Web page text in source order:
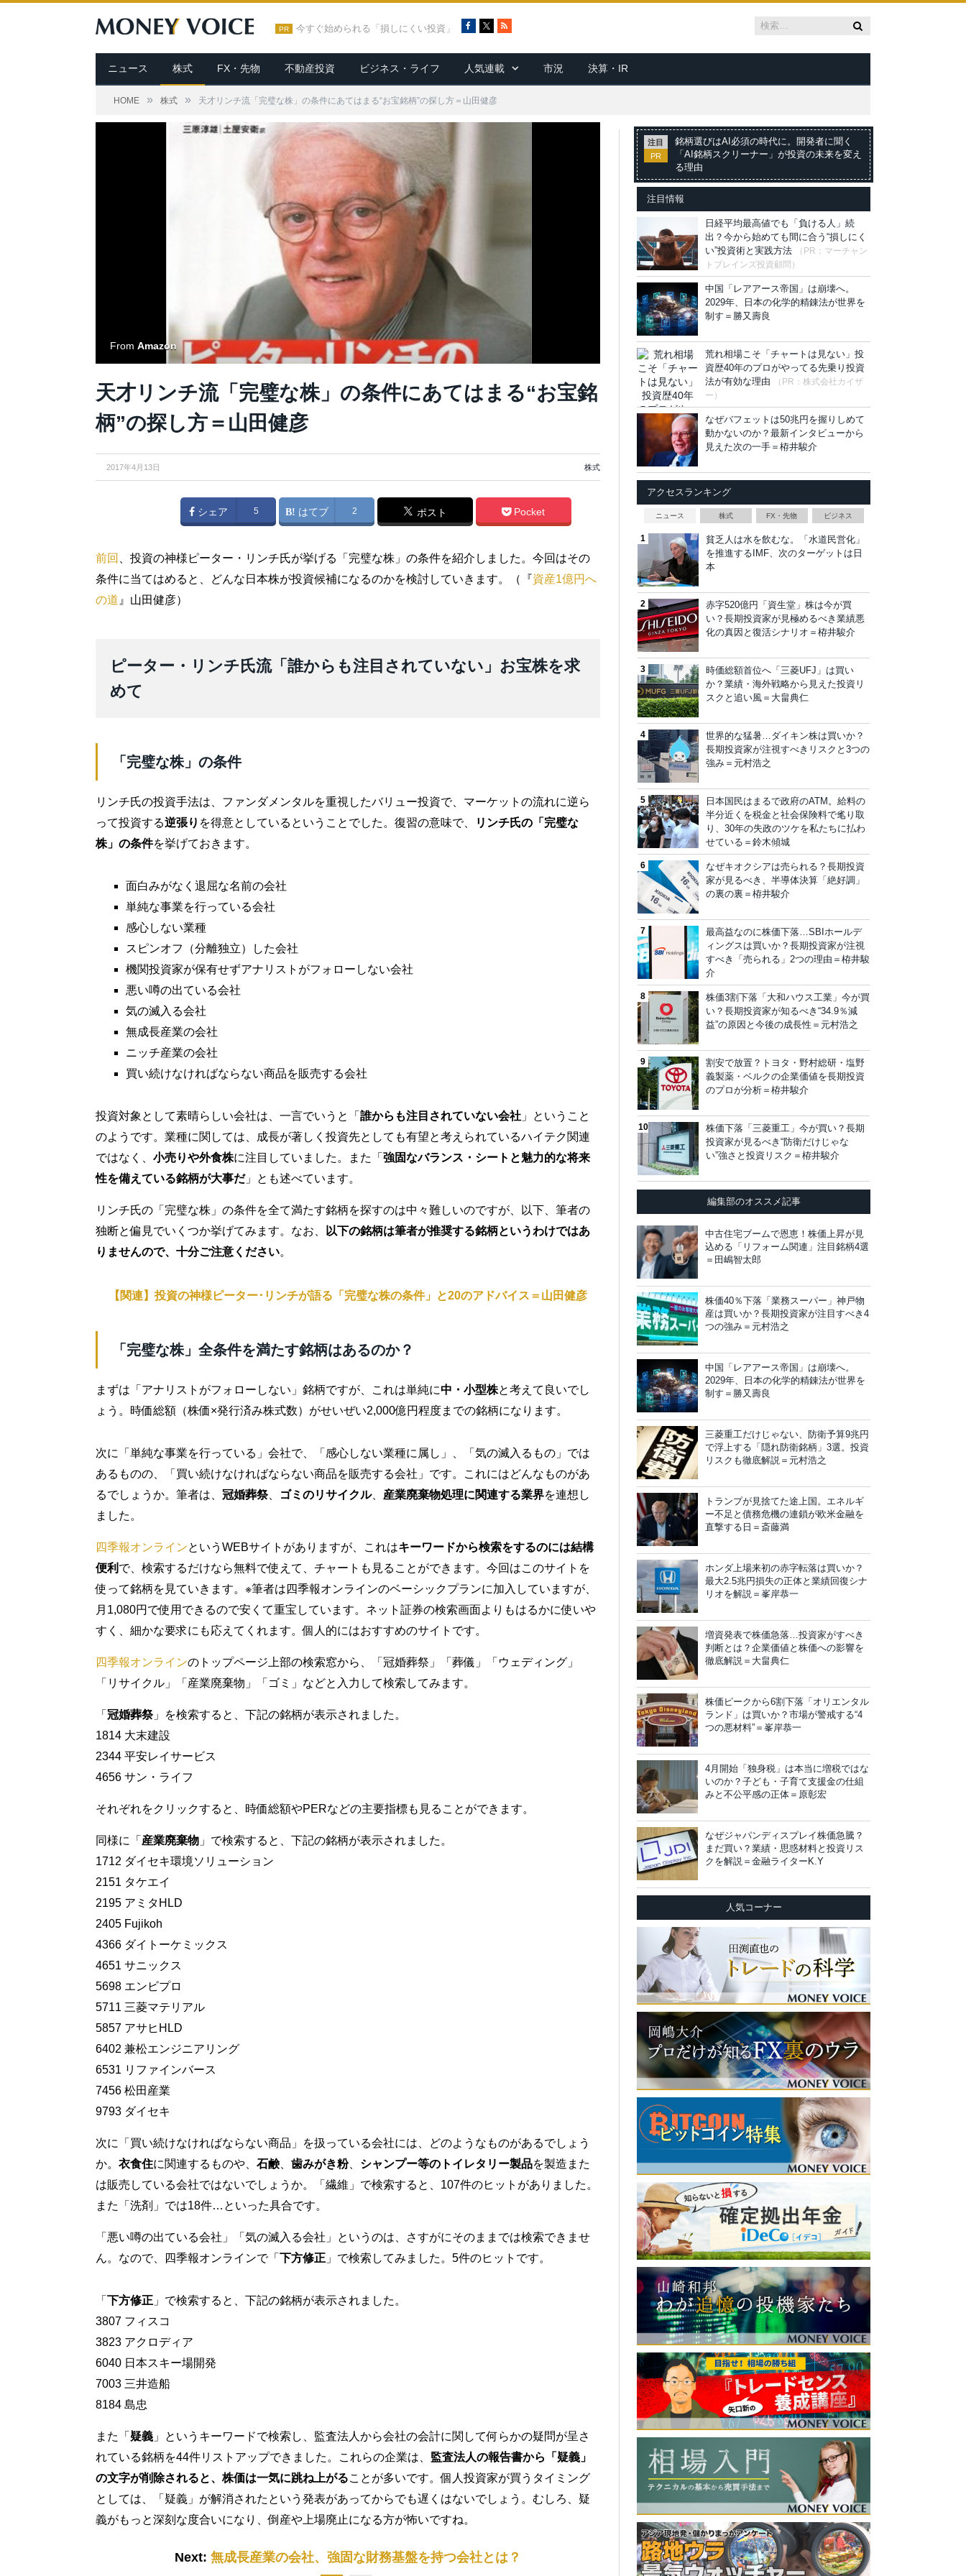
PR 今すぐ始められる「損しにくい投資」
c
e
b
o
R
S
ニュース 株式 FX・先物 不動産投資 ビジネス・ライフ 人気連載 市況 決算・IR
HOME » 株式 » 天才リンチ流「完璧な株」の条件にあてはまる“お宝銘柄”の探し方＝山田健彦
From Amazon
天才リンチ流「完璧な株」の条件にあてはまる“お宝銘
柄”の探し方＝山田健彦
2017年4月13日 株式
シェア 5 はてブ 2 ポスト Pocket
前回
、投資の神様ピーター・リンチ氏が挙げる「完璧な株」の条件を紹介しました。今回はその
条件に当てはめると、どんな日本株が投資候補になるのかを検討していきます。（『資産1億円へ
の道 』山田健彦）
ピーター・リンチ氏流「誰からも注目されていない」お宝株を求
めて
「完璧な株」の条件
リンチ氏の投資手法は、ファンダメンタルを重視したバリュー投資で、マーケットの流れに逆ら
って投資する逆張り を得意としているということでした。復習の意味で、
リンチ氏の「完璧な
株」の条件を挙げておきます。
面白みがなく退屈な名前の会社
単純な事業を行っている会社
感心しない業種
スピンオフ（分離独立）した会社
機関投資家が保有せずアナリストがフォローしない会社
悪い噂の出ている会社
気の滅入る会社
無成長産業の会社
ニッチ産業の会社
買い続けなければならない商品を販売する会社
投資対象として素晴らしい会社は、一言でいうと「 誰からも注目されていない会社 」ということ
のようです。業種に関しては、成長が著しく投資先としても有望と考えられているハイテク関連
ではなく、 小売りや外食株に注目していました。また「 強固なバランス・シートと魅力的な将来
性を備えている銘柄が大事だ」とも述べています。
リンチ氏の「完璧な株」の条件を全て満たす銘柄を探すのは中々難しいのですが、以下、筆者の
独断と偏見でいくつか挙げてみます。なお、
以下の銘柄は筆者が推奨する銘柄というわけではあ
りませんので、十分ご注意ください。
【関連】投資の神様ピーター･リンチが語る「完璧な株の条件」と20のアドバイス＝山田健彦
「完璧な株」全条件を満たす銘柄はあるのか？
まずは「アナリストがフォローしない」銘柄ですが、これは単純に中・小型株と考えて良いでし
ょう。時価総額（株価×発行済み株式数）がせいぜい2,000億円程度までの銘柄になります。
次に「単純な事業を行っている」会社で、「感心しない業種に属し」、「気の滅入るもの」では
あるものの、「買い続けなければならない商品を販売する会社」です。これにはどんなものがあ
るでしょうか。筆者は、 冠婚葬祭、 ゴミのリサイクル、 産業廃棄物処理に関連する業界を連想し
ました。
四季報オンラインというWEBサイトがありますが、これはキーワードから検索をするのには結構
便利 で、検索するだけなら無料で使えて、チャートも見ることができます。今回はこのサイトを
使って銘柄を見ていきます。※筆者は四季報オンラインのベーシックプランに加入していますが、
月1,080円で使用できるので安くて重宝しています。ネット証券の検索画面よりもはるかに使いや
すく、細かな要求にも応えてくれます。個人的にはおすすめのサイトです。
四季報オンラインのトップページ上部の検索窓から、「冠婚葬祭」「葬儀」「ウェディング」
「リサイクル」「産業廃棄物」「ゴミ」などと入力して検索してみます。
「 冠婚葬祭」を検索すると、下記の銘柄が表示されました。
1814 大末建設
2344 平安レイサービス
4656 サン・ライフ
それぞれをクリックすると、時価総額やPERなどの主要指標も見ることができます。
同様に「 産業廃棄物 」で検索すると、下記の銘柄が表示されました。
1712 ダイセキ環境ソリューション
2151 タケエイ
2195 アミタHLD
2405 Fujikoh
4366 ダイトーケミックス
4651 サニックス
5698 エンビプロ
5711 三菱マテリアル
5857 アサヒHLD
6402 兼松エンジニアリング
6531 リファインバース
7456 松田産業
9793 ダイセキ
次に「買い続けなければならない商品」を扱っている会社には、どのようなものがあるでしょう
か。 衣食住に関連するものや、 石鹸 歯みがき粉、 シャンプー等のトイレタリー製品を製造また
は販売している会社ではないでしょうか。「繊維」で検索すると、107件のヒットがありました。
また「洗剤」では18件…といった具合です。
「悪い噂の出ている会社」「気の滅入る会社」というのは、さすがにそのままでは検索できませ
ん。なので、四季報オンラインで「 下方修正 」で検索してみました。5件のヒットです。
「 下方修正 」で検索すると、下記の銘柄が表示されました。
3807 フィスコ
3823 アクロディア
6040 日本スキー場開発
7003 三井造船
8184 島忠
また「 疑義 」というキーワードで検索し、監査法人から会社の会計に関して何らかの疑問が呈さ
れている銘柄を44件リストアップできました。これらの企業は、 監査法人の報告書から「疑義」
の文字が削除されると、株価は一気に跳ね上がることが多いです。個人投資家が買うタイミング
としては、「疑義」が解消されたという発表があってからでも遅くはないでしょう。むしろ、疑
義がもっと深刻な度合いになり、倒産や上場廃止になる方が怖いですね。
Next: 無成長産業の会社、強固な財務基盤を持つ会社とは？
注目
PR
銘柄選びはAI必須の時代に。開発者に聞く
「AI銘柄スクリーナー」が投資の未来を変え
る理由
注目情報
日経平均最高値でも「負ける人」続
出？今から始めても間に合う“損しにく
い”投資術と実践方法
（PR：マーチャン
トブレインズ投資顧問）
中国「レアアース帝国」は崩壊へ。
2029年、日本の化学的精錬法が世界を
制す＝勝又壽良
荒れ相場こそ「チャートは見ない」投
資歴40年のプロがやってる先乗り投資
法が有効な理由
（PR：株式会社カイザ
ー）
なぜバフェットは50兆円を握りしめて
動かないのか？最新インタビューから
見えた次の一手＝栫井駿介
アクセスランキング
ニュース 株式 FX・先物 ビジネス
貧乏人は水を飲むな。「水道民営化」
を推進するIMF、次のターゲットは日
本
赤字520億円「資生堂」株は今が買
い？長期投資家が見極めるべき業績悪
化の真因と復活シナリオ＝栫井駿介
時価総額首位へ「三菱UFJ」は買い
か？業績・海外戦略から見えた投資リ
スクと追い風＝大畠典仁
世界的な猛暑…ダイキン株は買いか？
長期投資家が注視すべきリスクと3つの
強み＝元村浩之
日本国民はまるで政府のATM。給料の
半分近くを税金と社会保険料で毟り取
り、30年の失政のツケを私たちに払わ
せている＝鈴木傾城
なぜキオクシアは売られる？長期投資
家が見るべき、半導体決算「絶好調」
の裏の裏＝栫井駿介
最高益なのに株価下落…SBIホールデ
ィングスは買いか？長期投資家が注視
すべき「売られる」2つの理由＝栫井駿
介
株価3割下落「大和ハウス工業」今が買
い？長期投資家が知るべき“34.9％減
益”の原因と今後の成長性＝元村浩之
割安で放置？トヨタ・野村総研・塩野
義製薬・ベルクの企業価値を長期投資
のプロが分析＝栫井駿介
株価下落「三菱重工」今が買い？長期
投資家が見るべき“防衛だけじゃな
い”強さと投資リスク＝栫井駿介
編集部のオススメ記事
中古住宅ブームで恩恵！株価上昇が見
込める「リフォーム関連」注目銘柄4選
＝田嶋智太郎
株価40％下落「業務スーパー」神戸物
産は買いか？長期投資家が注目すべき4
つの強み＝元村浩之
中国「レアアース帝国」は崩壊へ。
2029年、日本の化学的精錬法が世界を
制す＝勝又壽良
三菱重工だけじゃない、防衛予算9兆円
で浮上する「隠れ防衛銘柄」3選。投資
リスクも徹底解説＝元村浩之
トランプが見捨てた途上国。エネルギ
ー不足と債務危機の連鎖が欧米金融を
直撃する日＝斎藤満
ホンダ上場来初の赤字転落は買いか？
最大2.5兆円損失の正体と業績回復シナ
リオを解説＝峯岸恭一
増資発表で株価急落…投資家がすべき
判断とは？企業価値と株価への影響を
徹底解説＝大畠典仁
株価ピークから6割下落「オリエンタル
ランド」は買いか？市場が警戒する“4
つの悪材料”＝峯岸恭一
4月開始「独身税」は本当に増税ではな
いのか？子ども・子育て支援金の仕組
みと不公平感の正体＝原彰宏
なぜジャパンディスプレイ株価急騰？
まだ買い？業績・思惑材料と投資リス
クを解説＝金融ライターK.Y
人気コーナー